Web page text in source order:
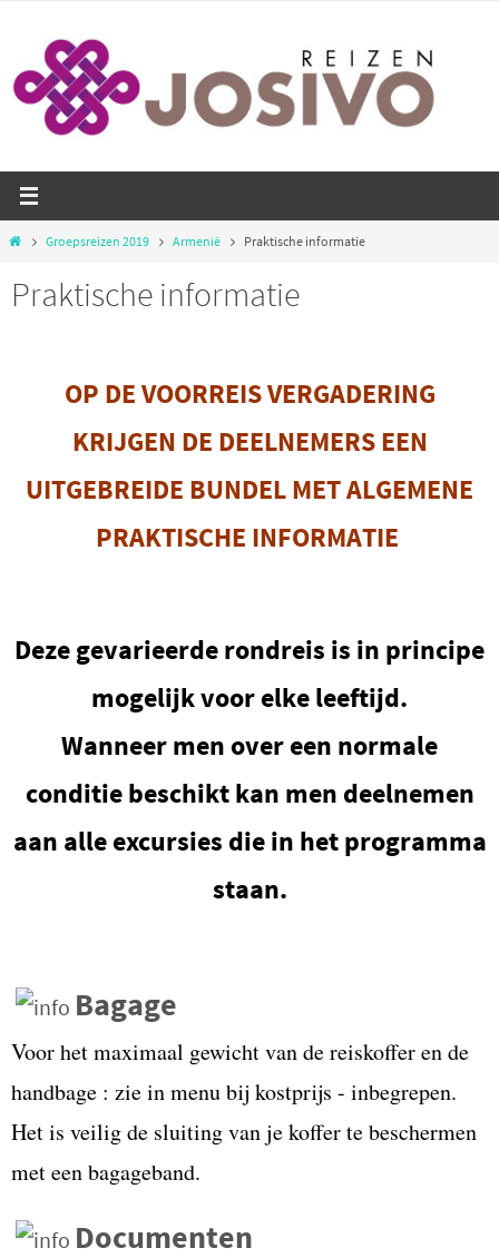
de
inhoud
HomeGroepsreizen 2019 Armenië Praktische informatie
Praktische informatie
OP DE VOORREIS VERGADERING
KRIJGEN DE DEELNEMERS EEN
UITGEBREIDE BUNDEL MET ALGEMENE
PRAKTISCHE INFORMATIE
Deze gevarieerde rondreis is in principe
mogelijk voor elke leeftijd.
Wanneer men over een normale
conditie beschikt kan men deelnemen
aan alle excursies die in het programma
staan.
Bagage
Voor het maximaal gewicht van de reiskoffer en de
handbage : zie in menu bij kostprijs - inbegrepen.
Het is veilig de sluiting van je koffer te beschermen
met een bagageband.
Documenten